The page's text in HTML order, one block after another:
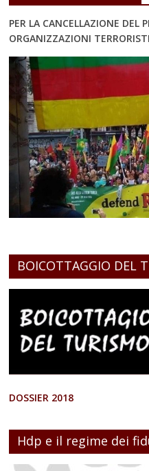
PER LA CANCELLAZIONE DEL
ORGANIZZAZIONI
BOICOTTAGGIO DEL
DOSSIER 2018
Hdp e il regime dei